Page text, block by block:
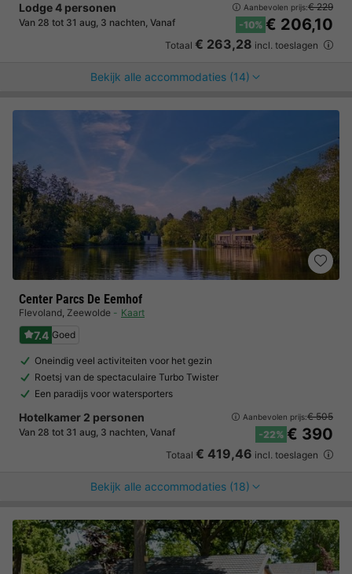
Lodge 4 personen
Van 28 tot 31 aug, 3 nachten, Vanaf
Aanbevolen prijs:€ 229
-10% € 206,10
Totaal € 263,28 incl. toeslagen
Bekijk alle accommodaties (14)
Center Parcs De Eemhof
Flevoland, Zeewolde Kaart
7.4 Goed
Oneindig veel activiteiten voor het gezin
Roetsj van de spectaculaire Turbo Twister
Een paradijs voor watersporters
Hotelkamer 2 personen
Van 28 tot 31 aug, 3 nachten, Vanaf
Aanbevolen prijs:€ 505
-22% € 390
Totaal € 419,46 incl. toeslagen
Bekijk alle accommodaties (18)